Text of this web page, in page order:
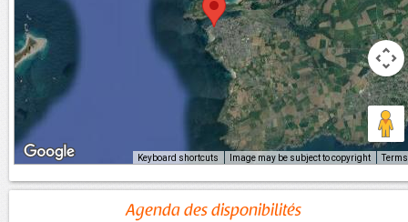
Keyboard shortcuts Image may be subject to copyright Terms
Agenda des disponibilités